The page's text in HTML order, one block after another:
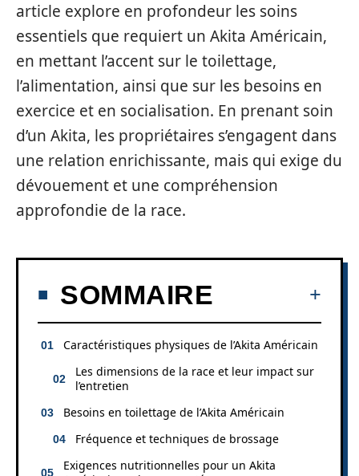
article explore en profondeur les soins
essentiels que requiert un Akita Américain,
en mettant l’accent sur le toilettage,
l’alimentation, ainsi que sur les besoins en
exercice et en socialisation. En prenant soin
d’un Akita, les propriétaires s’engagent dans
une relation enrichissante, mais qui exige du
dévouement et une compréhension
approfondie de la race.
SOMMAIRE
Caractéristiques physiques de l’Akita Américain
Les dimensions de la race et leur impact sur
l’entretien
Besoins en toilettage de l’Akita Américain
Fréquence et techniques de brossage
Exigences nutritionnelles pour un Akita